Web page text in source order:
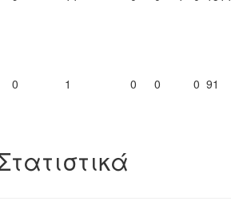
0 1 0 0 0 91